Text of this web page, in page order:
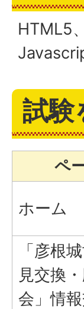
HTML5
試験
ペ
ホーム
「彦根
見交換
会」情